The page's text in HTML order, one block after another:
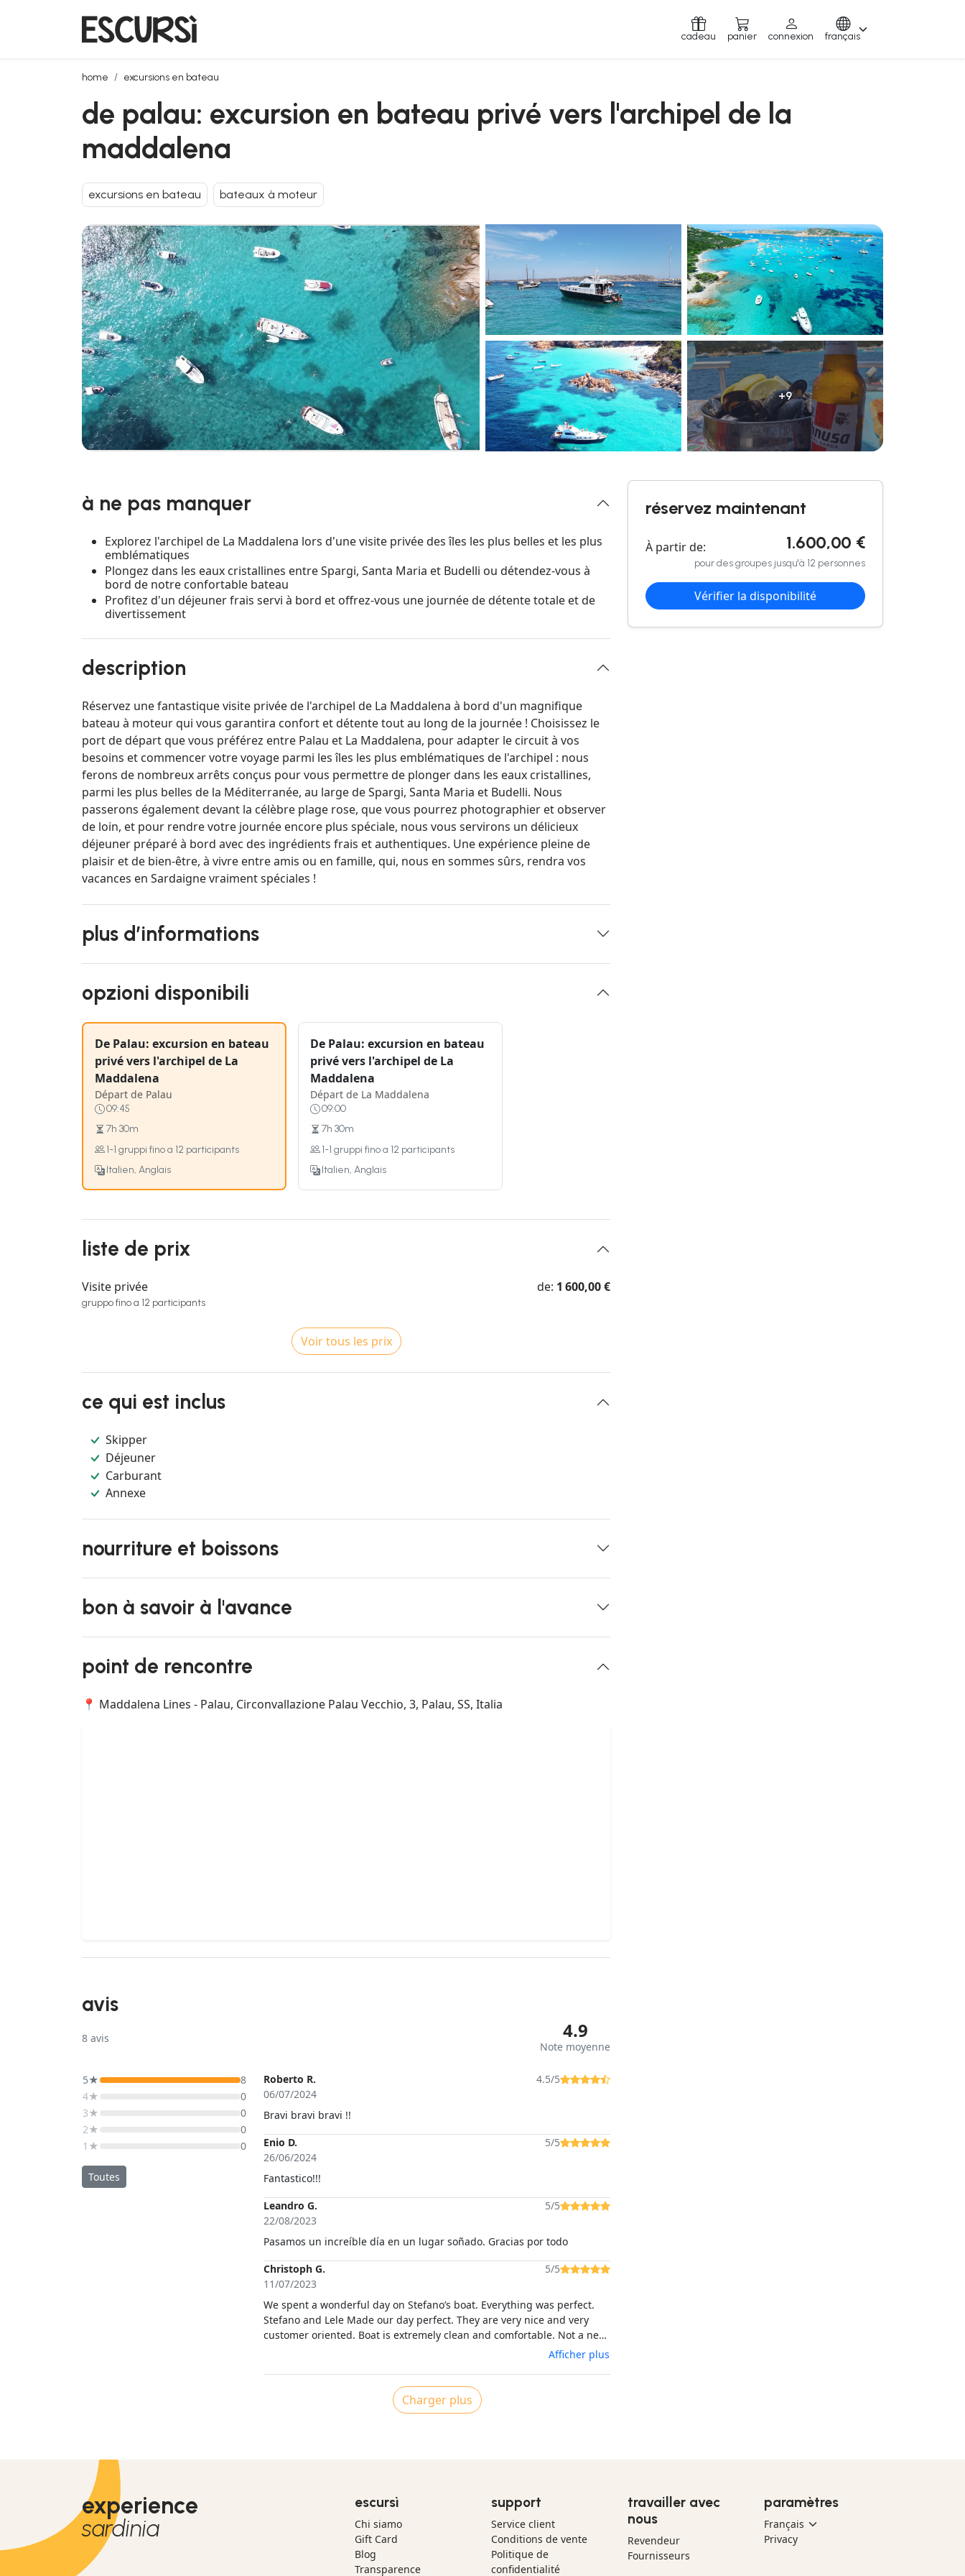
cadeau panier connexion français
home excursions en bateau
de palau: excursion en bateau privé vers l'archipel de la maddalena
de palau: excursion en bateau privé vers l'archipel de la
maddalena
excursions en bateau bateaux à moteur
+9
à ne pas manquer
Explorez l'archipel de La Maddalena lors d'une visite privée des îles les plus belles et les plus
emblématiques
Plongez dans les eaux cristallines entre Spargi, Santa Maria et Budelli ou détendez-vous à
bord de notre confortable bateau
Profitez d'un déjeuner frais servi à bord et offrez-vous une journée de détente totale et de
divertissement
description
Réservez une fantastique visite privée de l'archipel de La Maddalena à bord d'un magnifique
bateau à moteur qui vous garantira confort et détente tout au long de la journée ! Choisissez le
port de départ que vous préférez entre Palau et La Maddalena, pour adapter le circuit à vos
besoins et commencer votre voyage parmi les îles les plus emblématiques de l'archipel : nous
ferons de nombreux arrêts conçus pour vous permettre de plonger dans les eaux cristallines,
parmi les plus belles de la Méditerranée, au large de Spargi, Santa Maria et Budelli. Nous
passerons également devant la célèbre plage rose, que vous pourrez photographier et observer
de loin, et pour rendre votre journée encore plus spéciale, nous vous servirons un délicieux
déjeuner préparé à bord avec des ingrédients frais et authentiques. Une expérience pleine de
plaisir et de bien-être, à vivre entre amis ou en famille, qui, nous en sommes sûrs, rendra vos
vacances en Sardaigne vraiment spéciales !
plus d’informations
opzioni disponibili
De Palau: excursion en bateau
privé vers l'archipel de La
Maddalena
Départ de Palau
09:45
7h 30m
1-1 gruppi fino a 12 participants
Italien, Anglais
De Palau: excursion en bateau
privé vers l'archipel de La
Maddalena
Départ de La Maddalena
09:00
7h 30m
1-1 gruppi fino a 12 participants
Italien, Anglais
liste de prix
Visite privée
gruppo fino a 12 participants
de: 1 600,00 €
Voir tous les prix
ce qui est inclus
Skipper
Déjeuner
Carburant
Annexe
nourriture et boissons
bon à savoir à l'avance
point de rencontre
📍 Maddalena Lines - Palau, Circonvallazione Palau Vecchio, 3, Palau, SS, Italia
avis
8 avis 4.9
Note moyenne
5★
8
4★
0
3★
0
2★
0
1★
0
Toutes
Roberto R.
06/07/2024
4.5/5
Bravi bravi bravi !!
Enio D.
26/06/2024
5/5
Fantastico!!!
Leandro G.
22/08/2023
5/5
Pasamos un increíble día en un lugar soñado. Gracias por todo
Christoph G.
11/07/2023
5/5
We spent a wonderful day on Stefano’s boat. Everything was perfect.
Stefano and Lele Made our day perfect. They are very nice and very
customer oriented. Boat is extremely clean and comfortable. Not a new
one but you fell the love and care Stefano put into it. We went to
anyone who would like to have a wonderful day with very nice people.
Afficher plus
Charger plus
réservez maintenant
À partir de: 1.600,00 €
pour des groupes jusqu'à 12 personnes
Vérifier la disponibilité
experience
sardinia
escursì
Chi siamo
Gift Card
Blog
Transparence
support
Service client
Conditions de vente
Politique de
confidentialité
travailler avec
nous
Revendeur
Fournisseurs
paramètres
Privacy